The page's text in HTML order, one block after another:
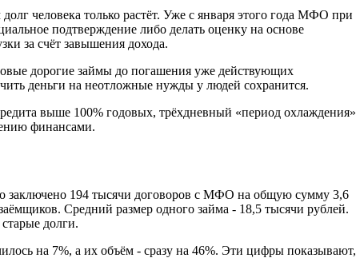
человека только растёт. Уже с января этого года МФО при
подтверждение либо делать оценку на основе
за счёт завышения дохода.
дорогие займы до погашения уже действующих
деньги на неотложные нужды у людей сохранится.
выше 100% годовых, трёхдневный «период охлаждения»
финансами.
заключено 194 тысячи договоров с МФО на общую сумму 3,6
Средний размер одного займа - 18,5 тысячи рублей.
долги.
на 7%, а их объём - сразу на 46%. Эти цифры показывают,